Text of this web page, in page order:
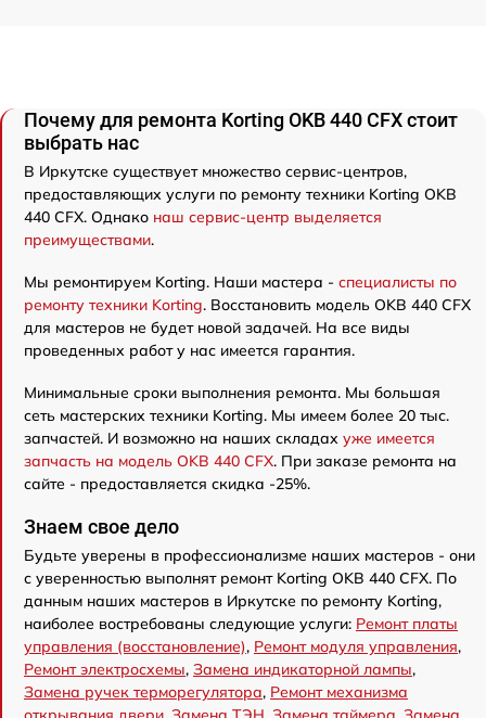
Почему для ремонта Korting OKB 440 CFX стоит
выбрать нас
В Иркутске существует множество сервис-центров,
предоставляющих услуги по ремонту техники Korting OKB
440 CFX. Однако наш сервис-центр выделяется
преимуществами.
Мы ремонтируем Korting. Наши мастера - специалисты по
ремонту техники Korting. Восстановить модель OKB 440 CFX
для мастеров не будет новой задачей. На все виды
проведенных работ у нас имеется гарантия.
Минимальные сроки выполнения ремонта. Мы большая
сеть мастерских техники Korting. Мы имеем более 20 тыс.
запчастей. И возможно на наших складах уже имеется
запчасть на модель OKB 440 CFX. При заказе ремонта на
сайте - предоставляется скидка -25%.
Знаем свое дело
Будьте уверены в профессионализме наших мастеров - они
с уверенностью выполнят ремонт Korting OKB 440 CFX. По
данным наших мастеров в Иркутске по ремонту Korting,
наиболее востребованы следующие услуги: Ремонт платы
управления (восстановление), Ремонт модуля управления,
Ремонт электросхемы, Замена индикаторной лампы,
Замена ручек терморегулятора, Ремонт механизма